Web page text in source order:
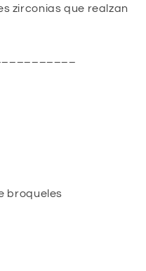
zirconias que realzan
broqueles